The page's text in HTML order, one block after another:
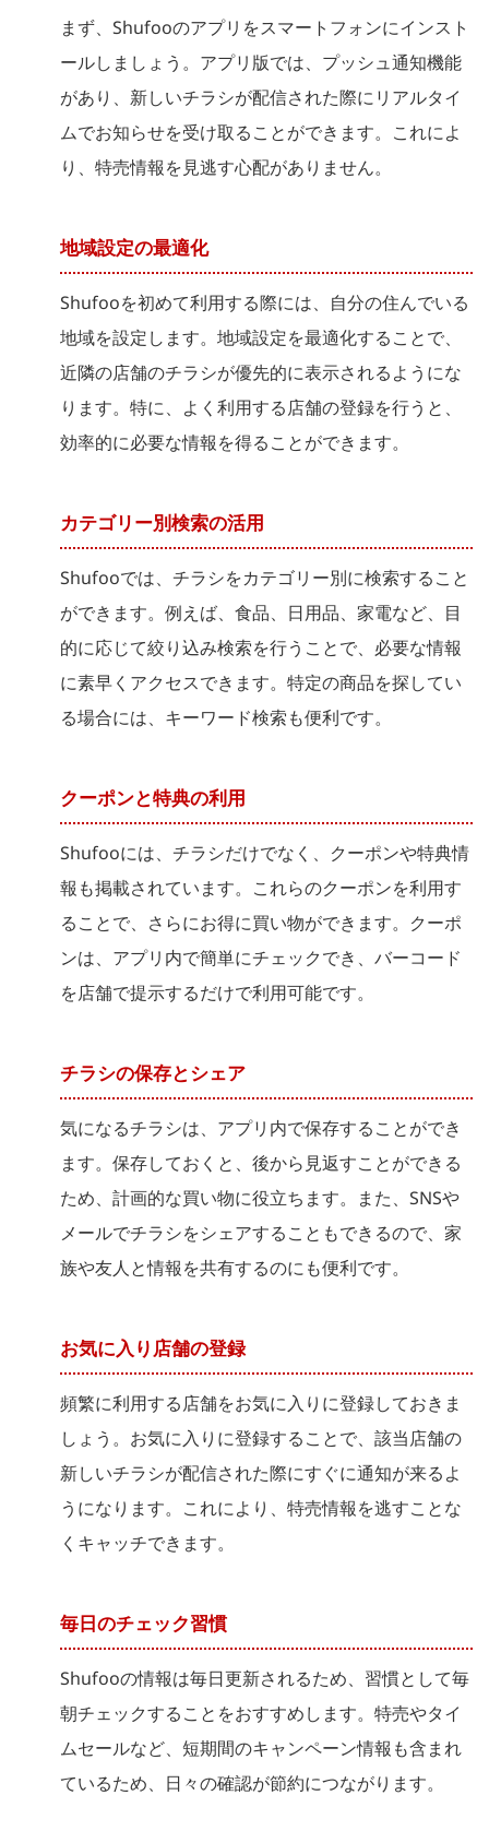
まず、Shufooのアプリをスマートフォンにインスト
ールしましょう。アプリ版では、プッシュ通知機能
があり、新しいチラシが配信された際にリアルタイ
ムでお知らせを受け取ることができます。これによ
り、特売情報を見逃す心配がありません。
地域設定の最適化
Shufooを初めて利用する際には、自分の住んでいる
地域を設定します。地域設定を最適化することで、
近隣の店舗のチラシが優先的に表示されるようにな
ります。特に、よく利用する店舗の登録を行うと、
効率的に必要な情報を得ることができます。
カテゴリー別検索の活用
Shufooでは、チラシをカテゴリー別に検索すること
ができます。例えば、食品、日用品、家電など、目
的に応じて絞り込み検索を行うことで、必要な情報
に素早くアクセスできます。特定の商品を探してい
る場合には、キーワード検索も便利です。
クーポンと特典の利用
Shufooには、チラシだけでなく、クーポンや特典情
報も掲載されています。これらのクーポンを利用す
ることで、さらにお得に買い物ができます。クーポ
ンは、アプリ内で簡単にチェックでき、バーコード
を店舗で提示するだけで利用可能です。
チラシの保存とシェア
気になるチラシは、アプリ内で保存することができ
ます。保存しておくと、後から見返すことができる
ため、計画的な買い物に役立ちます。また、SNSや
メールでチラシをシェアすることもできるので、家
族や友人と情報を共有するのにも便利です。
お気に入り店舗の登録
頻繁に利用する店舗をお気に入りに登録しておきま
しょう。お気に入りに登録することで、該当店舗の
新しいチラシが配信された際にすぐに通知が来るよ
うになります。これにより、特売情報を逃すことな
くキャッチできます。
毎日のチェック習慣
Shufooの情報は毎日更新されるため、習慣として毎
朝チェックすることをおすすめします。特売やタイ
ムセールなど、短期間のキャンペーン情報も含まれ
ているため、日々の確認が節約につながります。